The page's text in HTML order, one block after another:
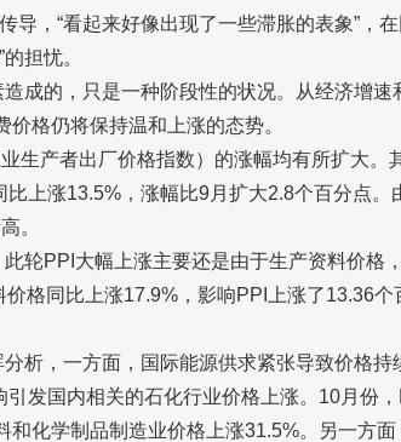
导，“看起来好像出现了一些滞胀的表象”，
担忧。
成的，只是一种阶段性的状况。从经济增速
格仍将保持温和上涨的态势。
生产者出厂价格指数）的涨幅均有所扩大。
上涨13.5%，涨幅比9月扩大2.8个百分点。
。
轮PPI大幅上涨主要还是由于生产资料价格
格同比上涨17.9%，影响PPI上涨了13.36个
析，一方面，国际能源供求紧张导致价格持
发国内相关的石化行业价格上涨。10月份
化学制品制造业价格上涨31.5%。另一方